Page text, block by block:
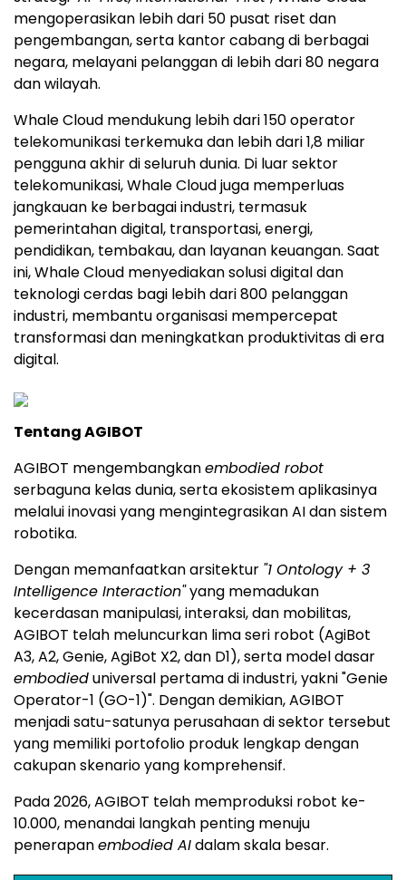
mengoperasikan lebih dari 50 pusat riset dan
pengembangan, serta kantor cabang di berbagai
negara, melayani pelanggan di lebih dari 80 negara
dan wilayah.
Whale Cloud mendukung lebih dari 150 operator
telekomunikasi terkemuka dan lebih dari 1,8 miliar
pengguna akhir di seluruh dunia. Di luar sektor
telekomunikasi, Whale Cloud juga memperluas
jangkauan ke berbagai industri, termasuk
pemerintahan digital, transportasi, energi,
pendidikan, tembakau, dan layanan keuangan. Saat
ini, Whale Cloud menyediakan solusi digital dan
teknologi cerdas bagi lebih dari 800 pelanggan
industri, membantu organisasi mempercepat
transformasi dan meningkatkan produktivitas di era
digital.
Tentang AGIBOT
AGIBOT mengembangkanembodied robot
serbaguna kelas dunia, serta ekosistem aplikasinya
melalui inovasi yang mengintegrasikan AI dan sistem
robotika.
Dengan memanfaatkan arsitektur "1 Ontology + 3
Intelligence Interaction"yang memadukan
kecerdasan manipulasi, interaksi, dan mobilitas,
AGIBOT telah meluncurkan lima seri robot (AgiBot
A3, A2, Genie, AgiBot X2, dan D1), serta model dasar
embodieduniversal pertama di industri, yakni "Genie
Operator-1 (GO-1)". Dengan demikian, AGIBOT
menjadi satu-satunya perusahaan di sektor tersebut
yang memiliki portofolio produk lengkap dengan
cakupan skenario yang komprehensif.
Pada 2026, AGIBOT telah memproduksi robot ke-
10.000, menandai langkah penting menuju
penerapanembodied AIdalam skala besar.